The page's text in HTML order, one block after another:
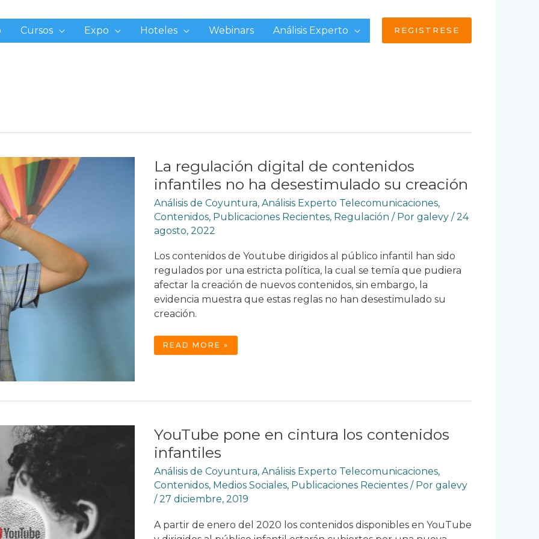
Cursos Expo Hoteles Webinars Análisis Experto REGISTRESE
La regulación digital de contenidos
infantiles no ha desestimulado su creación
Análisis de Coyuntura, Análisis Experto Telecomunicaciones,
Contenidos, Publicaciones Recientes, Regulación / Por galevy /24
agosto, 2022
Los contenidos de Youtube dirigidos al público infantil han sido
regulados por una estricta política, la cual se temía que pudiera
afectar la creación de nuevos contenidos, sin embargo, la
evidencia muestra que estas reglas no han desestimulado su
creación.
LA
DESESTIMULADO
READ MORE »
YouTube pone en cintura los contenidos
infantiles
Análisis de Coyuntura, Análisis Experto Telecomunicaciones,
Contenidos, Medios Sociales, Publicaciones Recientes / Por galevy
/27 diciembre, 2019
A partir de enero del 2020 los contenidos disponibles en YouTube